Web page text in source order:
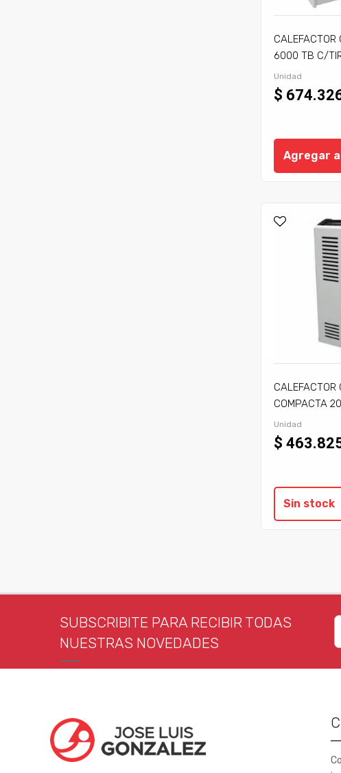
6000 TB C/
Unidad
$
Agregar
CALEFACTOR
COMPACTA
C/TIRAJE
Unidad
$
Sin stock
SUBSCRIBITE PARA RECIBIR TODAS
NUESTRAS NOVEDADES